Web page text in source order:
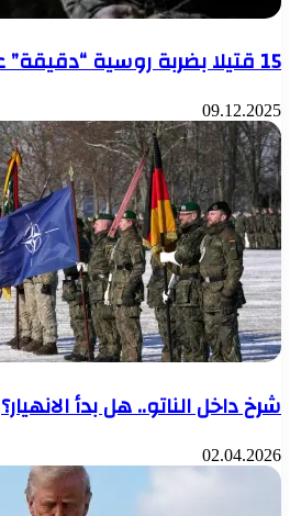
15 قتيلا بضربة روسية “دقيقة” على دونيتسك
09.12.2025
شرخ داخل الناتو.. هل بدأ الانهيار؟
02.04.2026